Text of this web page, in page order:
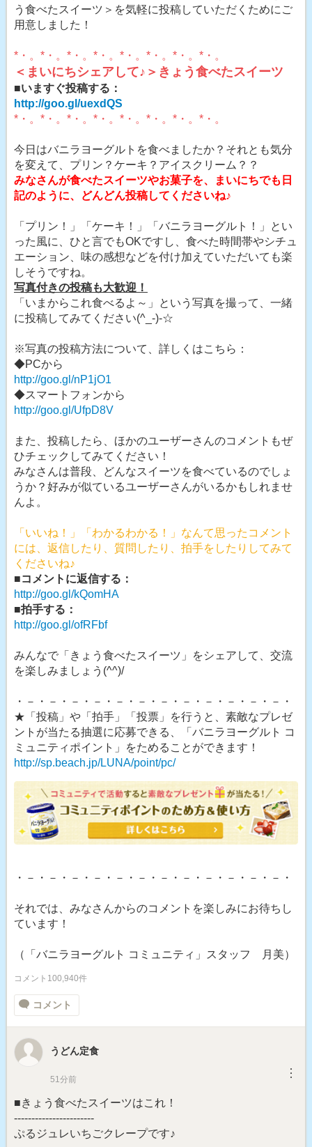
う食べたスイーツ＞を気軽に投稿していただくためにご
用意しました！
*・。*・。*・。*・。*・。*・。*・。*・。
＜まいにちシェアして♪＞きょう食べたスイーツ
■いますぐ投稿する：
http://goo.gl/uexdQS
*・。*・。*・。*・。*・。*・。*・。*・。
今日はバニラヨーグルトを食べましたか？それとも気分
を変えて、プリン？ケーキ？アイスクリーム？？
みなさんが食べたスイーツやお菓子を、まいにちでも日
記のように、どんどん投稿してくださいね♪
「プリン！」「ケーキ！」「バニラヨーグルト！」とい
った風に、ひと言でもOKですし、食べた時間帯やシチュ
エーション、味の感想などを付け加えていただいても楽
しそうですね。
写真付きの投稿も大歓迎！
「いまからこれ食べるよ～」という写真を撮って、一緒
に投稿してみてください(^_-)-☆
※写真の投稿方法について、詳しくはこちら：
◆PCから
http://goo.gl/nP1jO1
◆スマートフォンから
http://goo.gl/UfpD8V
また、投稿したら、ほかのユーザーさんのコメントもぜ
ひチェックしてみてください！
みなさんは普段、どんなスイーツを食べているのでしょ
うか？好みが似ているユーザーさんがいるかもしれませ
んよ。
「いいね！」「わかるわかる！」なんて思ったコメント
には、返信したり、質問したり、拍手をしたりしてみて
くださいね♪
■コメントに返信する：
http://goo.gl/kQomHA
■拍手する：
http://goo.gl/ofRFbf
みんなで「きょう食べたスイーツ」をシェアして、交流
を楽しみましょう(^^)/
・－・－・－・－・－・－・－・－・－・－・－・－・
★「投稿」や「拍手」「投票」を行うと、素敵なプレゼ
ントが当たる抽選に応募できる、「バニラヨーグルト コ
ミュニティポイント」をためることができます！
http://sp.beach.jp/LUNA/point/pc/
・－・－・－・－・－・－・－・－・－・－・－・－・
それでは、みなさんからのコメントを楽しみにお待ちし
ています！
（「バニラヨーグルト コミュニティ」スタッフ 月美）
コメント100,940件
コメント
うどん定食
51分前 ︙
■きょう食べたスイーツはこれ！
-----------------------
ぷるジュレいちごクレープです♪